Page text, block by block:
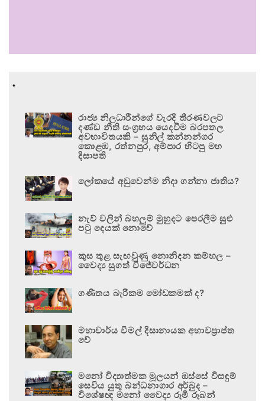
.
රාජ්‍ය නිලධාරීන්ගේ වැරදි තීරණවලට
දණ්ඩ නීති සංග්‍රහය යෙදවීම බරපතල
අවභාවිතයකි – සුනිල් කන්නන්ගර
කොළඹ, රත්නපුර, අම්පාර හිටපු මහ
දිසාපති
ලෝකයේ අඩුවෙන්ම නිදා ගන්නා ජාතිය?
නැව් වලින් බහලුම් මුහුදට පෙරලීම සුළු
පටු දෙයක් නොවේ
කුස තුළ සැඟවුණු නොනිදන කම්හල –
වෛද්‍ය සුගත් විජේවර්ධන
ගණිතය බැරිකම මෝඩකමක් ද?
මහාචාර්ය විමල් දිසානායක අභාවප්‍රාප්ත
වේ
මනෝ විද්‍යාත්මක මූලයන් ඔස්සේ විසඳුම්
සෙවිය යුතු බන්ධනාගාර අර්බුද –
විශේෂඥ මනෝ වෛද්‍ය රූමි රූබන්